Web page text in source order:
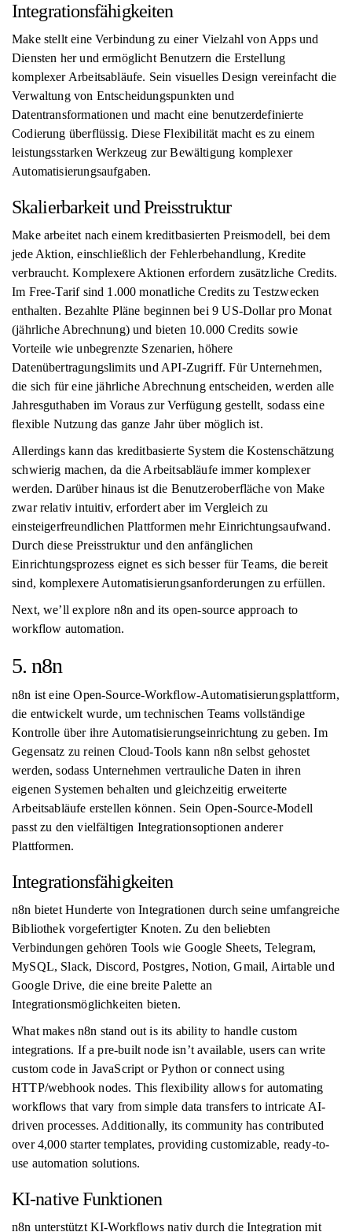
Integrationsfähigkeiten
Make stellt eine Verbindung zu einer Vielzahl von Apps und
Diensten her und ermöglicht Benutzern die Erstellung
komplexer Arbeitsabläufe. Sein visuelles Design vereinfacht die
Verwaltung von Entscheidungspunkten und
Datentransformationen und macht eine benutzerdefinierte
Codierung überflüssig. Diese Flexibilität macht es zu einem
leistungsstarken Werkzeug zur Bewältigung komplexer
Automatisierungsaufgaben.
Skalierbarkeit und Preisstruktur
Make arbeitet nach einem kreditbasierten Preismodell, bei dem
jede Aktion, einschließlich der Fehlerbehandlung, Kredite
verbraucht. Komplexere Aktionen erfordern zusätzliche Credits.
Im Free-Tarif sind 1.000 monatliche Credits zu Testzwecken
enthalten. Bezahlte Pläne beginnen bei 9 US-Dollar pro Monat
(jährliche Abrechnung) und bieten 10.000 Credits sowie
Vorteile wie unbegrenzte Szenarien, höhere
Datenübertragungslimits und API-Zugriff. Für Unternehmen,
die sich für eine jährliche Abrechnung entscheiden, werden alle
Jahresguthaben im Voraus zur Verfügung gestellt, sodass eine
flexible Nutzung das ganze Jahr über möglich ist.
Allerdings kann das kreditbasierte System die Kostenschätzung
schwierig machen, da die Arbeitsabläufe immer komplexer
werden. Darüber hinaus ist die Benutzeroberfläche von Make
zwar relativ intuitiv, erfordert aber im Vergleich zu
einsteigerfreundlichen Plattformen mehr Einrichtungsaufwand.
Durch diese Preisstruktur und den anfänglichen
Einrichtungsprozess eignet es sich besser für Teams, die bereit
sind, komplexere Automatisierungsanforderungen zu erfüllen.
Next, we’ll explore n8n and its open-source approach to
workflow automation.
5. n8n
n8n ist eine Open-Source-Workflow-Automatisierungsplattform,
die entwickelt wurde, um technischen Teams vollständige
Kontrolle über ihre Automatisierungseinrichtung zu geben. Im
Gegensatz zu reinen Cloud-Tools kann n8n selbst gehostet
werden, sodass Unternehmen vertrauliche Daten in ihren
eigenen Systemen behalten und gleichzeitig erweiterte
Arbeitsabläufe erstellen können. Sein Open-Source-Modell
passt zu den vielfältigen Integrationsoptionen anderer
Plattformen.
Integrationsfähigkeiten
n8n bietet Hunderte von Integrationen durch seine umfangreiche
Bibliothek vorgefertigter Knoten. Zu den beliebten
Verbindungen gehören Tools wie Google Sheets, Telegram,
MySQL, Slack, Discord, Postgres, Notion, Gmail, Airtable und
Google Drive, die eine breite Palette an
Integrationsmöglichkeiten bieten.
What makes n8n stand out is its ability to handle custom
integrations. If a pre-built node isn’t available, users can write
custom code in JavaScript or Python or connect using
HTTP/webhook nodes. This flexibility allows for automating
workflows that vary from simple data transfers to intricate AI-
driven processes. Additionally, its community has contributed
over 4,000 starter templates, providing customizable, ready-to-
use automation solutions.
KI-native Funktionen
n8n unterstützt KI-Workflows nativ durch die Integration mit